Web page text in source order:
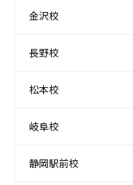
金沢校
長野校
松本校
岐阜校
静岡駅前校